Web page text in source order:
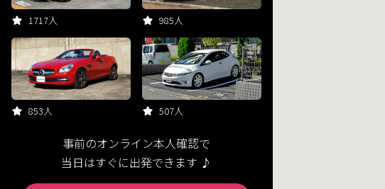
1717人 985人
853人 507人
事前のオンライン本人確認で
当日はすぐに出発できます ♪